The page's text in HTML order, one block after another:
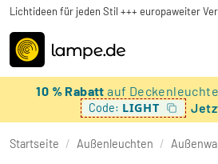
Lichtideen für jeden Stil +++ europaweiter
10 % Rabattauf
Code: LIGHT
Startseite / Außenleuchten /